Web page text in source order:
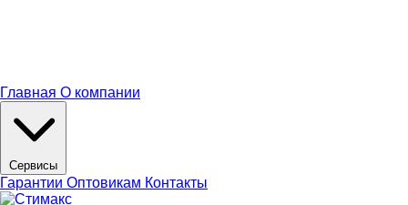
Главная О компании
Сервисы
Гарантии Оптовикам Контакты